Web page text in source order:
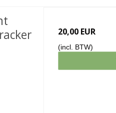
20,00 EUR
(incl. BTW)